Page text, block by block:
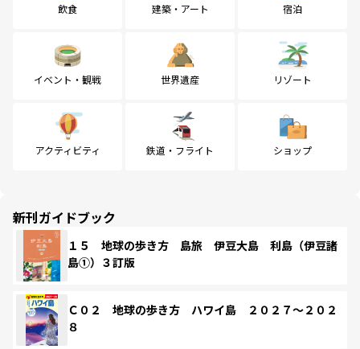
飲食 建築・アート 宿泊
イベント・観戦 世界遺産 リゾート
アクティビティ 鉄道・フライト ショップ
新刊ガイドブック
１５ 地球の歩き方 島旅 伊豆大島 利島（伊豆諸
島①）３訂版
Ｃ０２ 地球の歩き方 ハワイ島 ２０２７～２０２
８